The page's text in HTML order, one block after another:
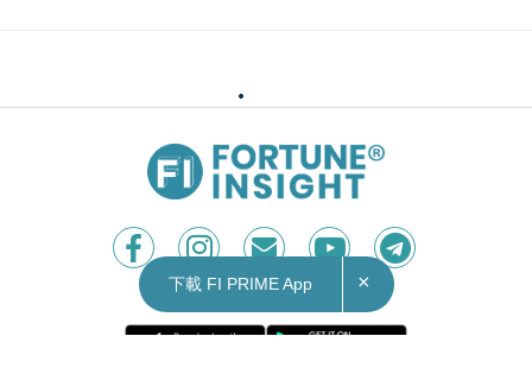
下載 FI PRIME App ×